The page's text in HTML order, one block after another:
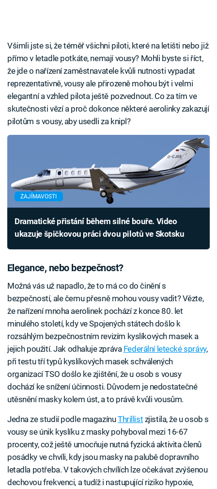
Všimli jste si, že téměř všichni piloti, které na letišti nebo již
přímo v letadle potkáte, nemají vousy? Mohli byste si říct,
že jde o nařízení zaměstnavatele kvůli nutnosti vypadat
reprezentativně, vousy ale přirozeně mohou být i velmi
elegantní a vzhled pilota ještě pozvednout. Co za tím ve
skutečnosti vězí a proč dokonce některé aerolinky zakazují
pilotům s vousy, aby usedli za knipl?
ZAJÍMAVOSTI
Dramatické přistání během silné bouře. Video
ukazuje špičkovou práci dvou pilotů ve Skotsku
Elegance, nebo bezpečnost?
Možná vás už napadlo, že to má co do činění s
bezpečností, ale čemu přesně mohou vousy vadit? Vězte,
že nařízení mnoha aerolinek pochází z konce 80. let
minulého století, kdy ve Spojených státech došlo k
rozsáhlým bezpečnostním revizím kyslíkových masek a
jejich použití. Jak odhaluje zpráva Federální letecké správy,
při testu tří typů kyslíkových masek schválených
organizací TSO došlo ke zjištění, že u osob s vousy
dochází ke snížení účinnosti. Důvodem je nedostatečné
utěsnění masky kolem úst, a to právě kvůli vousům.
Jedna ze studií podle magazínuThrillist zjistila, že u osob s
vousy se únik kyslíku z masky pohyboval mezi 16-67
procenty, což ještě umocňuje nutná fyzická aktivita členů
posádky ve chvíli, kdy jsou masky na palubě dopravního
letadla potřeba. V takových chvílích lze očekávat zvýšenou
dechovou frekvenci, a tudíž i nastupující riziko hypoxie,